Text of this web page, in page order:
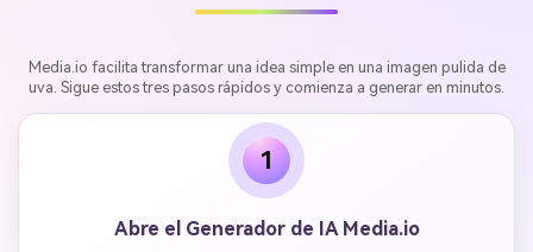
Media.io facilita transformar una idea simple en una imagen pulida de
uva. Sigue estos tres pasos rápidos y comienza a generar en minutos.
1
Abre el Generador de IA Media.io